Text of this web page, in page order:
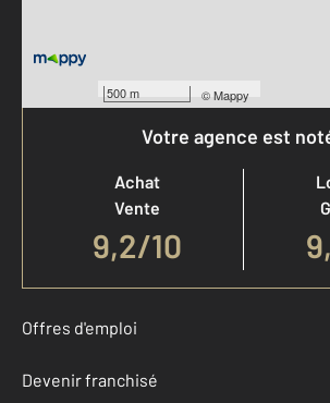
500 m ©Mappy
Votre agence est
Achat
Vente
9,2/10
Offres d'emploi
Devenir franchisé